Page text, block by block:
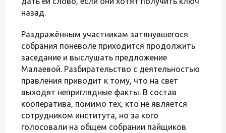
назад.
Раздражённым участникам затянувшегося
собрания поневоле приходится продолжить
заседание и выслушать предложение
Малаевой. Разбирательство с деятельностью
правления приводит к тому, что на свет
выходят неприглядные факты. В состав
кооператива, помимо тех, кто не является
сотрудником института, но за кого
голосовали на общем собрании пайщиков